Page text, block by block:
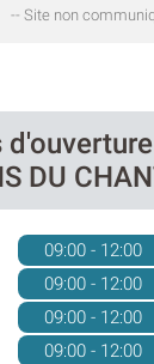
-- Site non
DU
09:00 - 12:00
09:00 - 12:00
09:00 - 12:00
09:00 - 12:00